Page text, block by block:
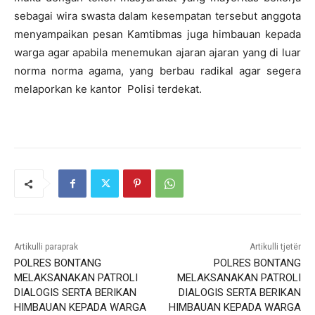
sebagai wira swasta dalam kesempatan tersebut anggota
menyampaikan pesan Kamtibmas juga himbauan kepada
warga agar apabila menemukan ajaran ajaran yang di luar
norma norma agama, yang berbau radikal agar segera
melaporkan ke kantor Polisi terdekat.
Artikulli paraprak
POLRES BONTANG
MELAKSANAKAN PATROLI
DIALOGIS SERTA BERIKAN
HIMBAUAN KEPADA WARGA
Artikulli tjetër
POLRES BONTANG
MELAKSANAKAN PATROLI
DIALOGIS SERTA BERIKAN
HIMBAUAN KEPADA WARGA